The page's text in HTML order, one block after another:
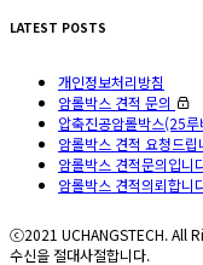
LATEST POSTS
개인정보처리방침
암롤박스 견적 문의
압축진공암롤박스(25
암롤박스 견적 요청드립
암롤박스 견적문의입니
암롤박스 견적의뢰합니
ⓒ2021 UCHANGSTECH. All
수신을 절대사절합니다.